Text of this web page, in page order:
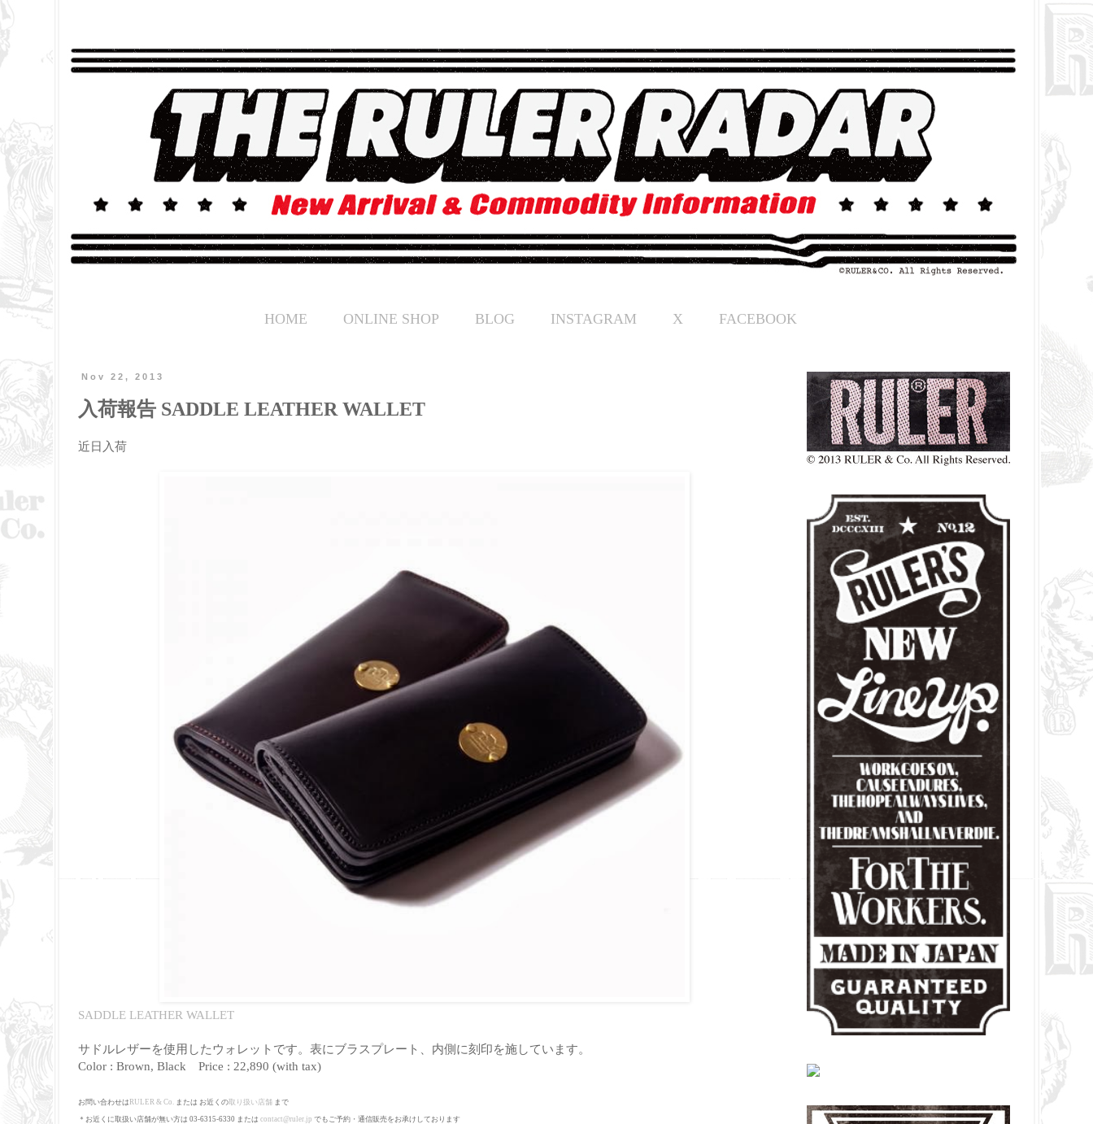
HOME ONLINE SHOP BLOG INSTAGRAM X FACEBOOK
Nov 22, 2013
入荷報告 SADDLE LEATHER WALLET
近日入荷
SADDLE LEATHER WALLET
サドルレザーを使用したウォレットです。表にブラスプレート、内側に刻印を施しています。
Color : Brown, Black Price : 22,890 (with tax)
お問い合わせは RULER & Co または お近くの 取り扱い店舗 まで
＊お近くに取扱い店舗が無い方は 03-6315-6330 または contact@ruler.jp でもご予約・通信販売をお承けしております